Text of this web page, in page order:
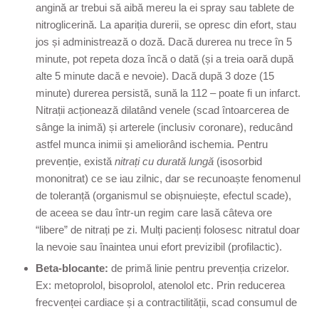
angină ar trebui să aibă mereu la ei spray sau tablete de
nitroglicerină. La apariția durerii, se opresc din efort, stau
jos și administrează o doză. Dacă durerea nu trece în 5
minute, pot repeta doza încă o dată (și a treia oară după
alte 5 minute dacă e nevoie). Dacă după 3 doze (15
minute) durerea persistă, sună la 112 – poate fi un infarct.
Nitrații acționează dilatând venele (scad întoarcerea de
sânge la inimă) și arterele (inclusiv coronare), reducând
astfel munca inimii și ameliorând ischemia. Pentru
prevenție, există nitrați cu durată lungă (isosorbid
mononitrat) ce se iau zilnic, dar se recunoaște fenomenul
de toleranță (organismul se obișnuiește, efectul scade),
de aceea se dau într-un regim care lasă câteva ore
“libere” de nitrați pe zi. Mulți pacienți folosesc nitratul doar
la nevoie sau înaintea unui efort previzibil (profilactic).
Beta-blocante: de primă linie pentru prevenția crizelor.
Ex: metoprolol, bisoprolol, atenolol etc. Prin reducerea
frecvenței cardiace și a contractilității, scad consumul de